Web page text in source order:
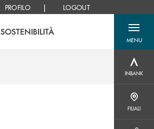
PROFILO | LOGOUT
SOSTENIBILITÀ
MENU
menu
INBANK
FILIALI